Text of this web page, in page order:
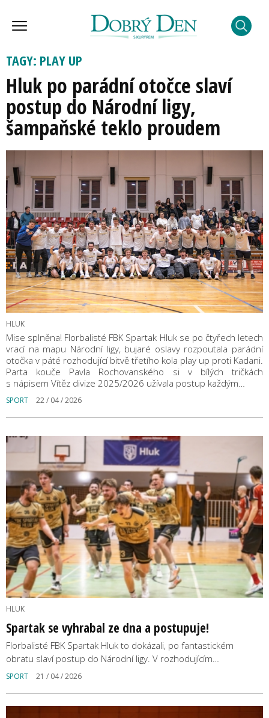
TAGY: PLAY UP
Hluk po parádní otočce slaví
postup do Národní ligy,
šampaňské teklo proudem
HLUK
Mise splněna! Florbalisté FBK Spartak Hluk se po čtyřech letech
vrací na mapu Národní ligy, bujaré oslavy rozpoutala parádní
otočka v páté rozhodující bitvě třetího kola play up proti Kadani.
Parta kouče Pavla Rochovanského si v bílých tričkách
s nápisem Vítěz divize 2025/2026 užívala postup každým…
SPORT 22 / 04 / 2026
HLUK
Spartak se vyhrabal ze dna a postupuje!
Florbalisté FBK Spartak Hluk to dokázali, po fantastickém
obratu slaví postup do Národní ligy. V rozhodujícím…
SPORT 21 / 04 / 2026